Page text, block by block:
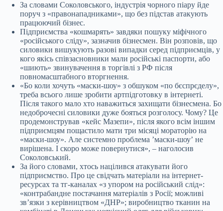
За словами Соколовського, індустрія чорного піару йде
поруч з «правонападниками», що без підстав атакують
працюючий бізнес.
Підприємства «кошмарять» завдяки пошуку міфічного
«російського сліду», зазначив бізнесмен. Він розповів, що
силовики вишукують разові випадки серед підприємців, у
кого якісь співзасновники мали російські паспорти, або
«шиють» звинувачення в торгівлі з РФ після
повномасштабного вторгнення.
«Бо коли хочуть «маски-шоу» з обшуком «по бєспрєделу»,
треба всього лише зробити артпідготовку в інтернеті.
Після такого мало хто наважиться захищати бізнесмена. Бо
недоброчесні силовики дуже бояться розголосу. Чому? Це
продемонстрував «кейс Мазепи», після якого всім іншим
підприємцям пощастило мати три місяці мораторію на
«маски-шоу». Але системно проблема ʼмаски-шоуʼ не
вирішена. І скоро може повернутися», – наголосив
Соколовський.
За його словами, хтось націлився атакувати його
підприємство. Про це свідчать матеріали на інтернет-
ресурсах та тг-каналах «з упором на російський слід»:
«контрабандне постачання матеріалів з Росії; можливі
зв’язки з керівництвом «ДНР»; виробництво тканин на